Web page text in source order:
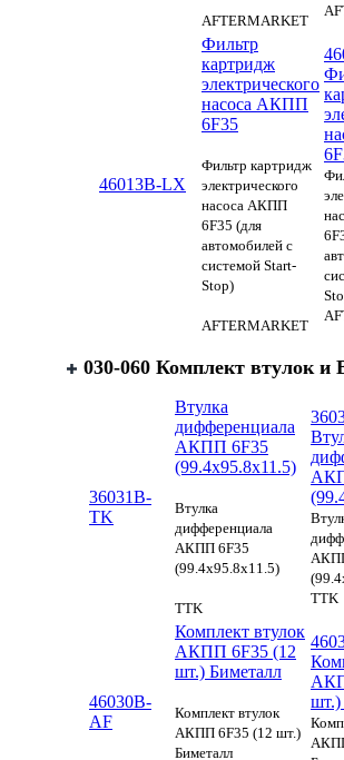
AFTERMARKET
46013B-LX
Фильтр
картридж
электрического
насоса АКПП
6F35
Фильтр картридж
электрического
насоса АКПП
6F35 (для
автомобилей с
системой Start-
Stop)
AFTERMARKET
030-060 Комплект втулок и
36031B-
TK
Втулка
дифференциала
АКПП 6F35
(99.4х95.8х11.5)
Втулка
дифференциала
АКПП 6F35
(99.4х95.8х11.5)
TTK
TTK
46030B-
AF
Комплект втулок
АКПП 6F35 (12
шт.) Биметалл
Комплект втулок
АКПП 6F35 (12 шт.)
Биметалл
шт.)